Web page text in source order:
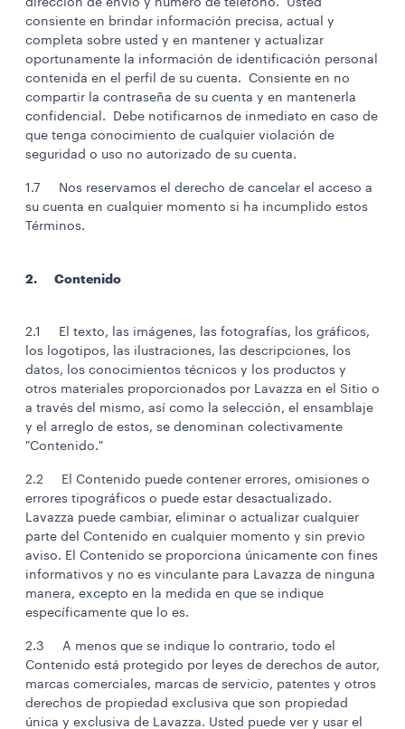
dirección de envío y número de teléfono. Usted
consiente en brindar información precisa, actual y
completa sobre usted y en mantener y actualizar
oportunamente la información de identificación personal
contenida en el perfil de su cuenta. Consiente en no
compartir la contraseña de su cuenta y en mantenerla
confidencial. Debe notificarnos de inmediato en caso de
que tenga conocimiento de cualquier violación de
seguridad o uso no autorizado de su cuenta.
1.7 Nos reservamos el derecho de cancelar el acceso a
su cuenta en cualquier momento si ha incumplido estos
Términos.
2. Contenido
2.1 El texto, las imágenes, las fotografías, los gráficos,
los logotipos, las ilustraciones, las descripciones, los
datos, los conocimientos técnicos y los productos y
otros materiales proporcionados por Lavazza en el Sitio o
a través del mismo, así como la selección, el ensamblaje
y el arreglo de estos, se denominan colectivamente
"Contenido."
2.2 El Contenido puede contener errores, omisiones o
errores tipográficos o puede estar desactualizado.
Lavazza puede cambiar, eliminar o actualizar cualquier
parte del Contenido en cualquier momento y sin previo
aviso. El Contenido se proporciona únicamente con fines
informativos y no es vinculante para Lavazza de ninguna
manera, excepto en la medida en que se indique
específicamente que lo es.
2.3 A menos que se indique lo contrario, todo el
Contenido está protegido por leyes de derechos de autor,
marcas comerciales, marcas de servicio, patentes y otros
derechos de propiedad exclusiva que son propiedad
única y exclusiva de Lavazza. Usted puede ver y usar el